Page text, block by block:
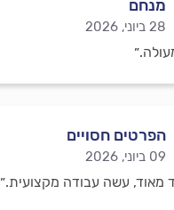
מנחם
28 ביוני, 2026
הפרטים חסויים
09 ביוני, 2026
מאוד, עשה עבודה מקצועית.״